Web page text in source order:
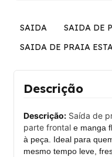
SAIDA
SAIDA DE
SAIDA DE PRAIA
Descrição
Descrição: Saída de
parte frontal e manga
à peça. Ideal para
mesmo tempo leve,